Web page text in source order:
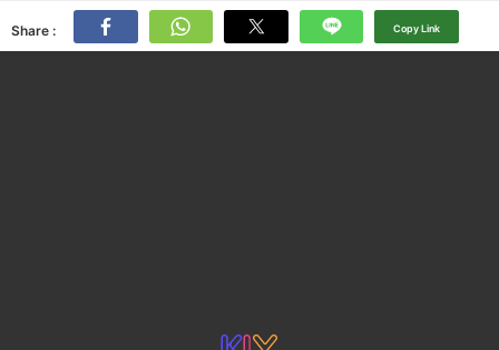
Share : Copy Link